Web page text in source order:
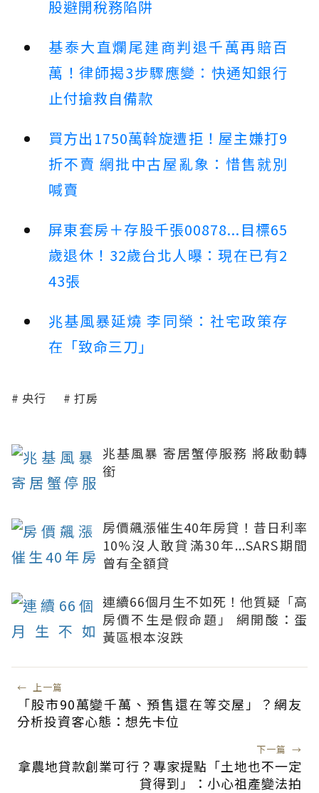
股避開稅務陷阱
基泰大直爛尾建商判退千萬再賠百
萬！律師揭3步驟應變：快通知銀行
止付搶救自備款
買方出1750萬斡旋遭拒！屋主嫌打9
折不賣 網批中古屋亂象：惜售就別
喊賣
屏東套房＋存股千張00878...目標65
歲退休！32歲台北人曝：現在已有2
43張
兆基風暴延燒 李同榮：社宅政策存
在「致命三刀」
央行 打房
兆基風暴 寄居蟹停服務 將啟動轉
銜
房價飆漲催生40年房貸！昔日利率
10%沒人敢貸滿30年...SARS期間
曾有全額貸
連續66個月生不如死！他質疑「高
房價不生是假命題」 網開酸：蛋
黃區根本沒跌
← 上一篇
「股市90萬變千萬、預售還在等交屋」？網友
分析投資客心態：想先卡位
下一篇 →
拿農地貸款創業可行？專家提點「土地也不一定
貸得到」：小心祖產變法拍